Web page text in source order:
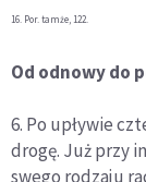
16. Por. tamże, 122.
Od odnowy do
6. Po upływie
drogę. Już przy
swego rodzaju